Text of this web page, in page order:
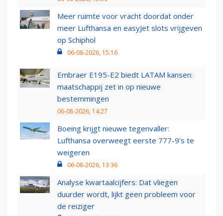
Meer ruimte voor vracht doordat onder
meer Lufthansa en easyJet slots vrijgeven
op Schiphol
06-08-2026, 15:16
Embraer E195-E2 biedt LATAM kansen:
maatschappij zet in op nieuwe
bestemmingen
06-08-2026, 14:27
Boeing krijgt nieuwe tegenvaller:
Lufthansa overweegt eerste 777-9’s te
weigeren
06-08-2026, 13:36
Analyse kwartaalcijfers: Dat vliegen
duurder wordt, lijkt geen probleem voor
de reiziger